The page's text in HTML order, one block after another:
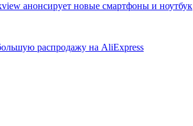
анонсирует новые смартфоны и ноутбук
распродажу на AliExpress